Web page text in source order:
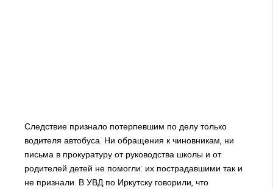
Следствие признало потерпевшим по делу только
водителя автобуса. Ни обращения к чиновникам, ни
письма в прокуратуру от руководства школы и от
родителей детей не помогли: их пострадавшими так и
не признали. В УВД по Иркутску говорили, что